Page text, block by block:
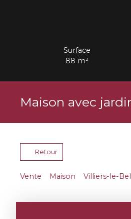
Surface
88 m²
Maison avec
Retour
Vente Maison Villiers-le-